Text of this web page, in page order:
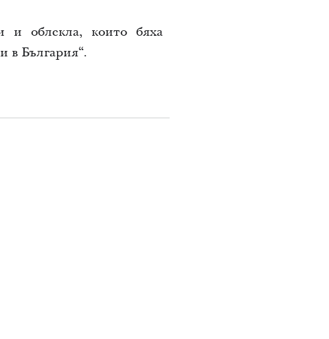
и облекла, които бяха
в България“.